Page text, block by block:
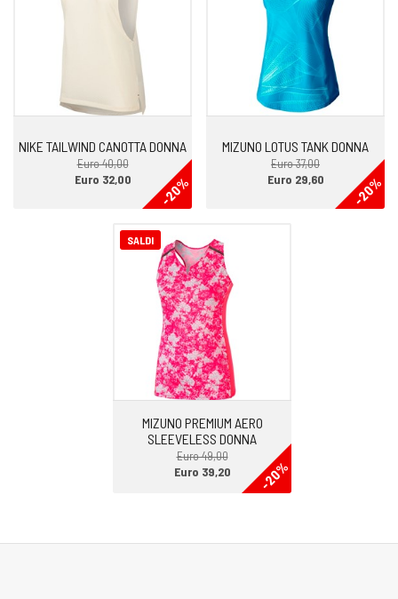
NIKE TAILWIND CANOTTA DONNA
Euro 40,00
-20%
Euro 32,00
MIZUNO LOTUS TANK DONNA
Euro 37,00
-20%
Euro 29,60
SALDI
MIZUNO PREMIUM AERO
SLEEVELESS DONNA
Euro 49,00
-20%
Euro 39,20